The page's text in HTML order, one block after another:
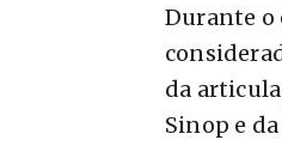
Durante o
da
Sinop e